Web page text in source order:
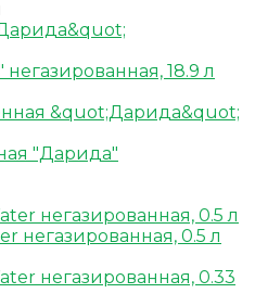
18.9 л
"Дарида"
негазированная, 0.5 л